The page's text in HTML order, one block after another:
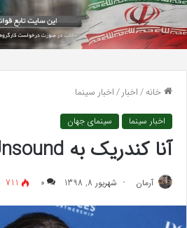
خانه/اخبار/اخبار سینما
اخبار سینما سینمای جهان
آنا کندریک به Unsound پیوست
آرمان شهریور 8, 1398 ۰ 711